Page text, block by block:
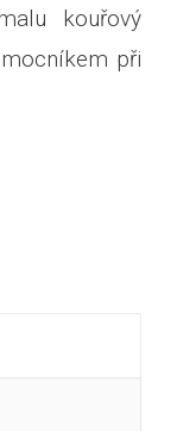
kouřový
při